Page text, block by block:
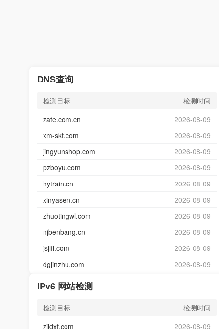
DNS查询
检测目标
检测时间
zate.com.cn
2026-08-09
xm-skt.com
2026-08-09
jingyunshop.com
2026-08-09
pzboyu.com
2026-08-09
hytrain.cn
2026-08-09
xinyasen.cn
2026-08-09
zhuotingwl.com
2026-08-09
njbenbang.cn
2026-08-09
jsjlfl.com
2026-08-09
dgjinzhu.com
2026-08-09
IPv6 网站检测
检测目标
检测时间
zjldxf.com
2026-08-09